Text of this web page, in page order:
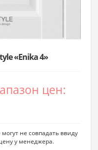
«Enika 4»
цен:
не совпадать ввиду
у менеджера.